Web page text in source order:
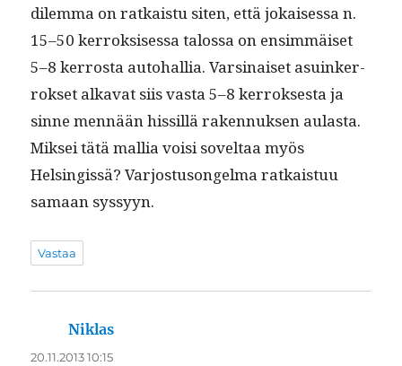
dilem­ma on ratkaistu siten, että jokaises­sa n.
15–50 ker­roksises­sa talos­sa on ensim­mäiset
5–8 ker­rosta auto­hal­lia. Varsi­naiset asuinker­
rokset alka­vat siis vas­ta 5–8 ker­rokses­ta ja
sinne men­nään hissil­lä raken­nuk­sen aulas­ta.
Mik­sei tätä mallia voisi soveltaa myös
Helsingis­sä? Var­jos­tu­songel­ma ratkaistuu
samaan syssyyn.
Vastaa
Niklas
20.11.2013 10:15